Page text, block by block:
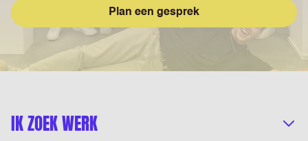
Plan een gesprek
IK ZOEK WERK